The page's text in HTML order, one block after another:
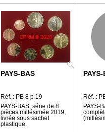
PAYS-BAS
Réf. : PB 8 p 19
PAYS-BAS, série de 8
pièces millésimée 2019,
livrée sous sachet
plastique.
Réf. :
PAYS-